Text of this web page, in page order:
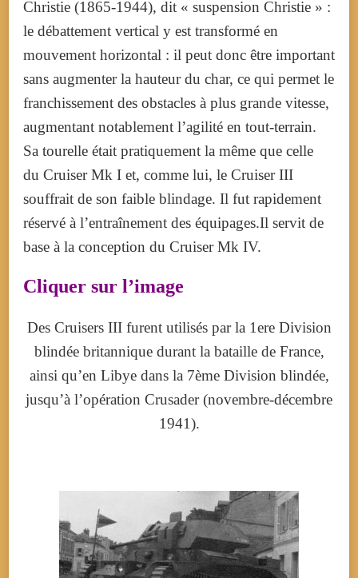
Christie (1865-1944), dit « suspension Christie » :
le débattement vertical y est transformé en
mouvement horizontal : il peut donc être important
sans augmenter la hauteur du char, ce qui permet le
franchissement des obstacles à plus grande vitesse,
augmentant notablement l’agilité en tout-terrain.
Sa tourelle était pratiquement la même que celle
du Cruiser Mk I et, comme lui, le Cruiser III
souffrait de son faible blindage. Il fut rapidement
réservé à l’entraînement des équipages.Il servit de
base à la conception du Cruiser Mk IV.
Cliquer sur l’image
Des Cruisers III furent utilisés par la 1ere Division
blindée britannique durant la bataille de France,
ainsi qu’en Libye dans la 7ème Division blindée,
jusqu’à l’opération Crusader (novembre-décembre
1941).